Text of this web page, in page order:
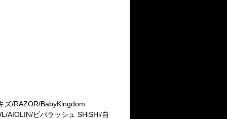
ズ/RAZOR/BabyKingdom
AIOLIN/ビバラッシュ SHiSHi/自